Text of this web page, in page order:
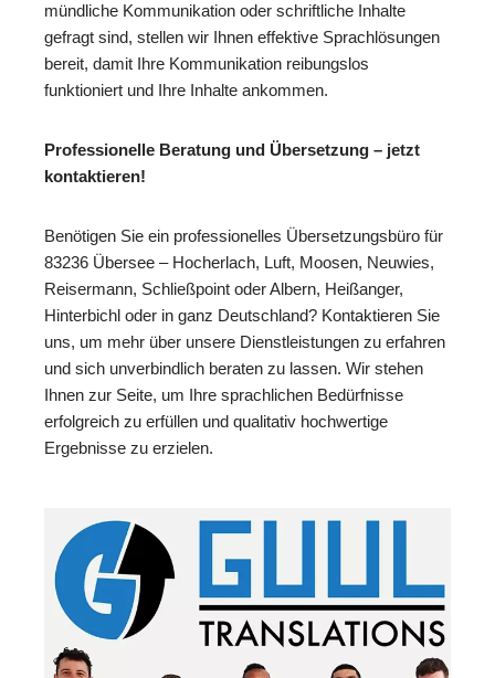
mündliche Kommunikation oder schriftliche Inhalte
gefragt sind, stellen wir Ihnen effektive Sprachlösungen
bereit, damit Ihre Kommunikation reibungslos
funktioniert und Ihre Inhalte ankommen.
Professionelle Beratung und Übersetzung – jetzt
kontaktieren!
Benötigen Sie ein professionelles Übersetzungsbüro für
83236 Übersee – Hocherlach, Luft, Moosen, Neuwies,
Reisermann, Schließpoint oder Albern, Heißanger,
Hinterbichl oder in ganz Deutschland? Kontaktieren Sie
uns, um mehr über unsere Dienstleistungen zu erfahren
und sich unverbindlich beraten zu lassen. Wir stehen
Ihnen zur Seite, um Ihre sprachlichen Bedürfnisse
erfolgreich zu erfüllen und qualitativ hochwertige
Ergebnisse zu erzielen.